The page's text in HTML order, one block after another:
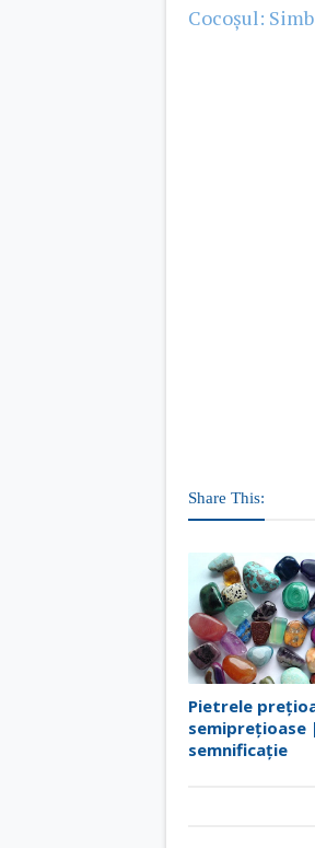
Cocoșul:
Share This:
Pietrele
semiprețioase
semnificație